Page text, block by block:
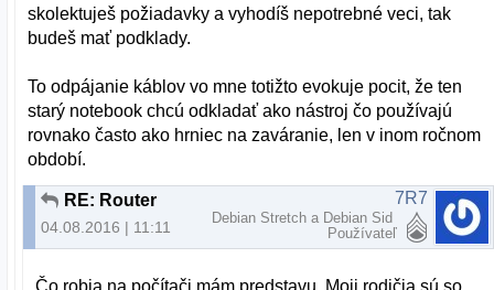
skolektuješ požiadavky a vyhodíš nepotrebné veci, tak
budeš mať podklady.
To odpájanie káblov vo mne totižto evokuje pocit, že ten
starý notebook chcú odkladať ako nástroj čo používajú
rovnako často ako hrniec na zaváranie, len v inom ročnom
období.
RE: Router
04.08.2016 | 11:11
7R7
Debian Stretch a Debian Sid
Používateľ
Čo robia na počítači mám predstavu. Moji rodičia sú so